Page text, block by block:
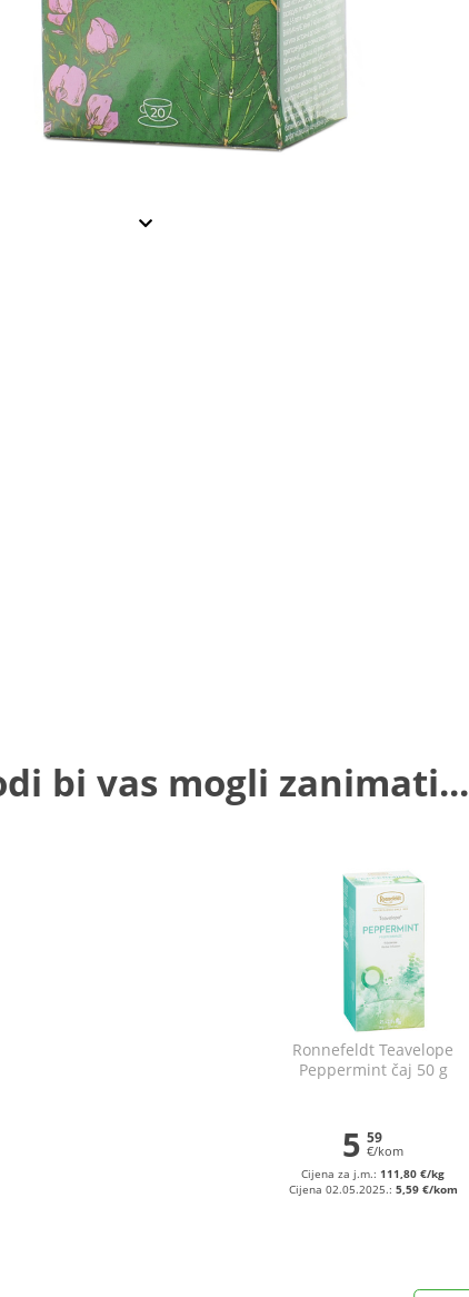
bi vas mogli zanimati...
Ronnefeldt Teavelope
Peppermint čaj 50 g
5 59
€/kom
Cijena za j.m.:111,80 €/kg
Cijena 02.05.2025.: 5,59 €/kom